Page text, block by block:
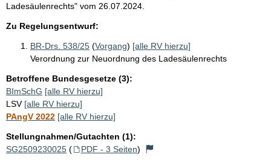
Ladesäulenrechts" vom 26.07.2024.
Zu Regelungsentwurf:
BR-Drs. 538/25 (Vorgang) [alle RV hierzu]
Verordnung zur Neuordnung des Ladesäulenrechts
Betroffene Bundesgesetze (3):
BImSchG [alle RV hierzu]
LSV [alle RV hierzu]
PAngV 2022 [alle RV hierzu]
Stellungnahmen/Gutachten (1):
SG2509230025 ( PDF - 3 Seiten)